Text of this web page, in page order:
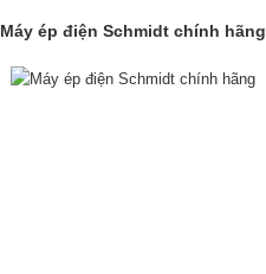
Máy ép điện Schmidt chính hãng